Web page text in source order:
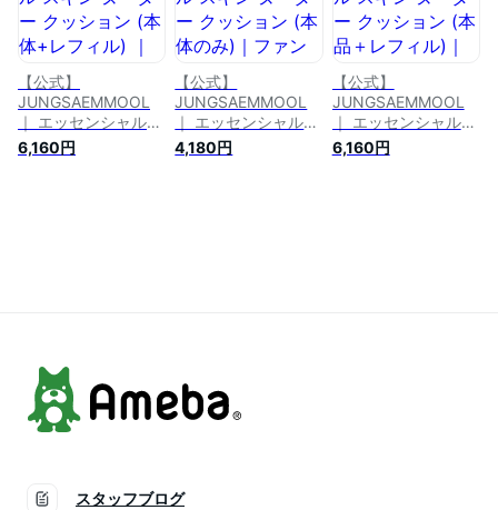
化粧 化粧品 メイク
アップ ベースメイク
保湿 乾燥肌 敏感肌
女性 ジョンセンムル
センムル クッション
ファンデーション
敏感肌 女性 韓国コ
スメ コスメ ジョン
センムル
【公式】
JUNGSAEMMOOL
｜ エッセンシャル
スキン ヌーダー ク
ッション (本体+レフ
6,160円
【公式】
JUNGSAEMMOOL
｜ エッセンシャル
スキン ヌーダー ク
ッション (本体のみ)
4,180円
【公式】
JUNGSAEMMOOL
｜ エッセンシャル
スキン ヌーダー ク
ッション (本品＋レ
6,160円
スタッフブログ